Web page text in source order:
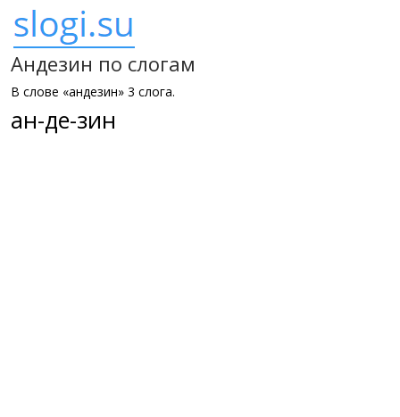
Андезин по слогам
В слове «андезин» 3 слога.
ан-де-зин